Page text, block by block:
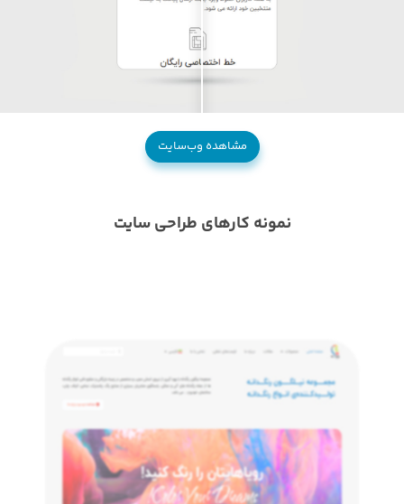
مشاهده وب‌سایت
نمونه کارهای طراحی سایت